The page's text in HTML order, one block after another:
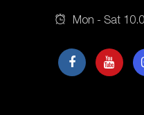
Mon - Sat